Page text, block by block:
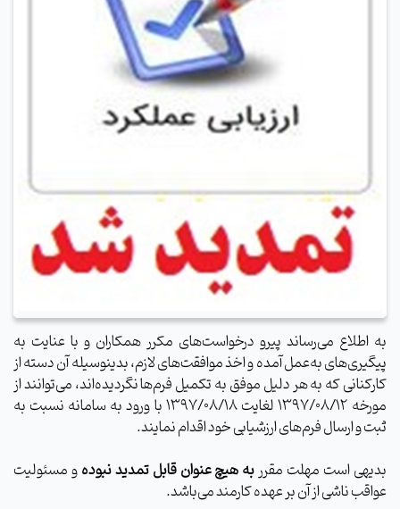
به اطلاع می‌رساند پیرو درخواست‌های مکرر همکاران و با عنایت به
پیگیری‌های به‌عمل آمده و اخذ موافقت‌های لازم، بدینوسیله آن دسته از
کارکنانی که به هر دلیل موفق به تکمیل فرم‌ها نگردیده‌اند، می‌توانند از
مورخه 1397/08/12 لغایت 1397/08/18 با ورود به سامانه نسبت به
ثبت و ارسال فرم‌های ارزشیابی خود اقدام نمایند.
بدیهی است مهلت مقرر به هیچ عنوان قابل تمدید نبوده و مسئولیت
عواقب ناشی از آن بر عهده کارمند می‌باشد.